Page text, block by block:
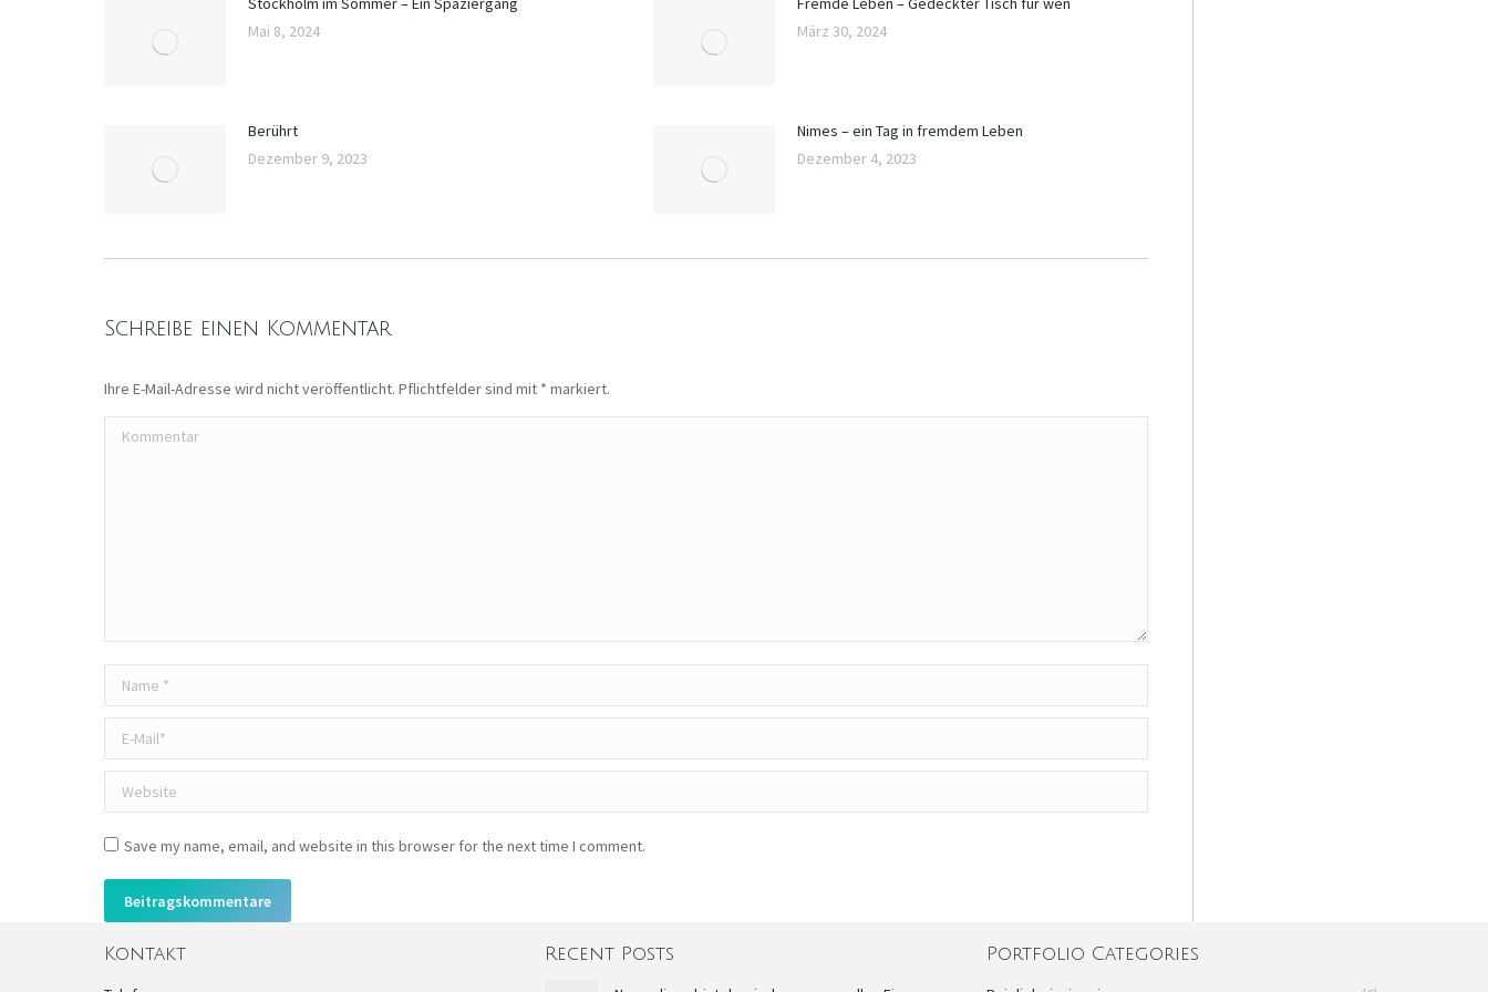
Mai 8, 2024
März 30, 2024
Berührt
Dezember 9, 2023
Nimes – ein Tag in fremdem Leben
Dezember 4, 2023
Schreibe einen Kommentar
Ihre E-Mail-Adresse wird nicht veröffentlicht. Pflichtfelder sind mit * markiert.
Kommentar
Website
Save my name, email, and website in this browser for the next time I comment.
Beitragskommentare
Kontakt Recent Posts Portfolio Categories